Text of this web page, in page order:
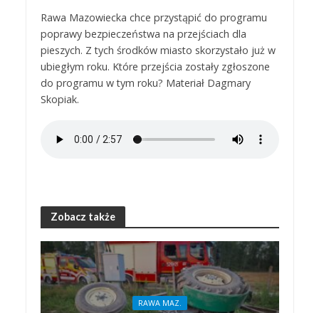
Rawa Mazowiecka chce przystąpić do programu
poprawy bezpieczeństwa na przejściach dla
pieszych. Z tych środków miasto skorzystało już w
ubiegłym roku. Które przejścia zostały zgłoszone
do programu w tym roku? Materiał Dagmary
Skopiak.
Zobacz także
RAWA MAZ.